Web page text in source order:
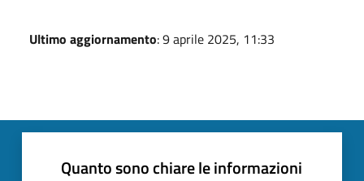
Ultimo aggiornamento: 9 aprile 2025, 11:33
Quanto sono chiare le informazioni